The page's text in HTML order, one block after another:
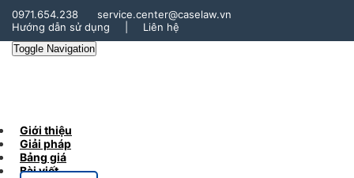
0971.654.238
service.center@caselaw.vn
Hướng dẫn sử dụng
Liên hệ
Toggle Navigation
Giới thiệu
Giải pháp
Bảng giá
Bài viết